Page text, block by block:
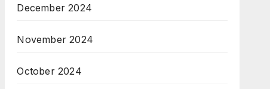
December 2024
November 2024
October 2024